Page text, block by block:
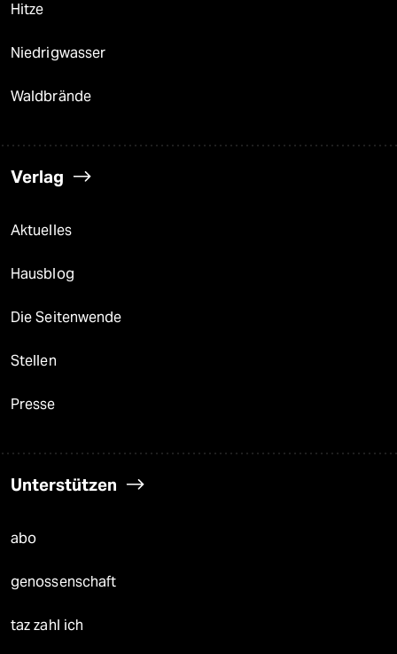
Hitze
Niedrigwasser
Waldbrände
Verlag
Aktuelles
Hausblog
Die Seitenwende
Stellen
Presse
Unterstützen
abo
genossenschaft
taz zahl ich